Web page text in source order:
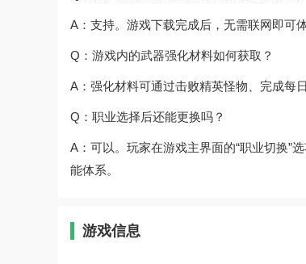
A：支持。游戏下载完成后，无需联网即可
Q：游戏内的武器强化材料如何获取？
A：强化材料可通过击败精英怪物、完成每
Q：职业选择后还能更换吗？
A：可以。玩家在游戏主界面的“职业切换”
能体系。
游戏信息